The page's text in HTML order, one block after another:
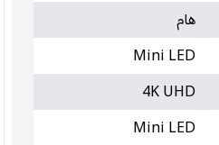
هام
Mini LED
4K UHD
Mini LED